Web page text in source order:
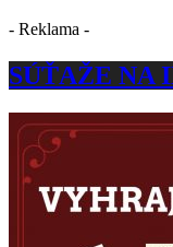
- Reklama -
SÚŤAŽE NA